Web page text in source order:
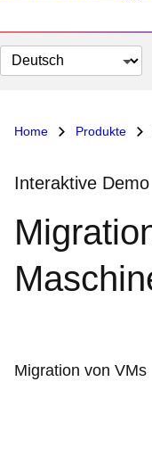
Sprache
auswählen
Home Produkte
Interaktive Demo
Migration von VMs